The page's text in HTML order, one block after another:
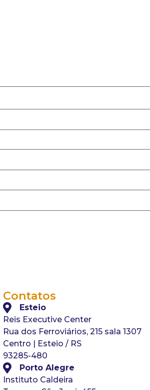
Contatos
Esteio
Reis Executive Center
Rua dos Ferroviários, 215 sala 1307
Centro | Esteio / RS
93285-480
Porto Alegre
Instituto Caldeira